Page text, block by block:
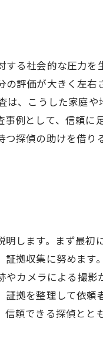
る社会的な圧力を
評価が大きく左右
は、こうした家庭や
例として、信頼に
探偵の助けを借り
します。まず最初
拠収集に努めます
やカメラによる撮影
拠を整理して依頼
頼できる探偵とと